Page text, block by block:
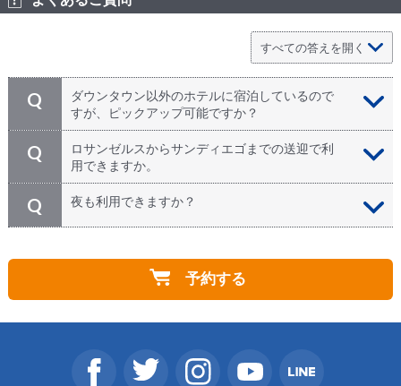
Q
ダウンタウン以外のホテルに宿泊しているので
すが、ピックアップ可能ですか？
A サンディエゴ市内全域からの出発が可能です。
Q
ロサンゼルスからサンディエゴまでの送迎で利
用できますか。
A
はい。ロサンゼルスからの往復送迎等の利用も 可能で
す。団体等で直行便JAL便が取れない場合はロサンゼル
ンディエゴ間は約2時間30分ですので乗り継ぎ時間でサ
ンディエゴへ到着出来ます。
Q 夜も利用できますか？
おりますが、深夜の時間帯も可能です。（別途追加料
金）お問い合わせ下さい。
予約する